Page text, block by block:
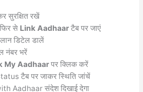
सुरक्षित रखें
से Link Aadhaarटैब पर जाएं
डिटेल डालें
नंबर भरें
My Aadhaarपर क्लिक करें
टैब पर जाकर स्थिति जांचें
Aadhaar संदेश दिखाई देगा